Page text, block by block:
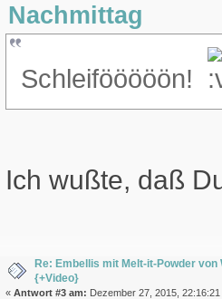
Nachmittag
Schleifööööön!
Ich wußte, daß
Re: Embellis mit Melt-it-Powder von
{+Video}
« Antwort #3 am: Dezember 27, 2015,